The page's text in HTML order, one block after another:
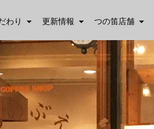
わり 更新情報 つの笛店舗